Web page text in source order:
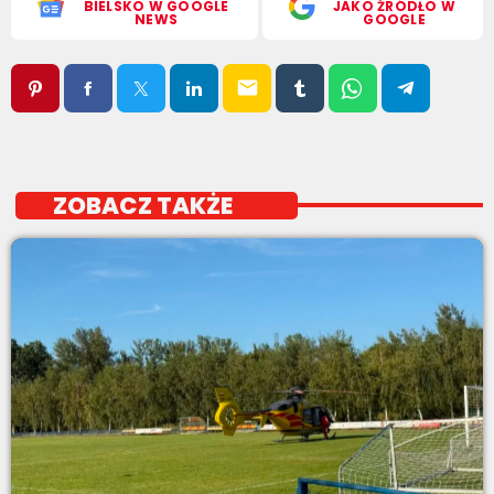
BIELSKO W GOOGLE
NEWS
JAKO ŹRÓDŁO W
GOOGLE
email
ZOBACZ TAKŻE